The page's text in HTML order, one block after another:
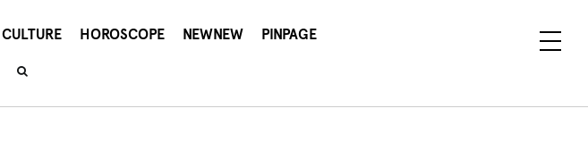
CULTURE HOROSCOPE NEWNEW PINPAGE